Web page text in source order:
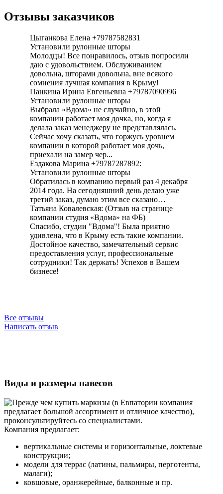
Отзывы заказчиков
Цыганкова Елена +79787582831
Установили рулонные шторы
Молодцы! Все понравилось, отзыв попросили
даю с удовольствием. Обслуживанием
довольна, шторами довольна, вне всякого
сомнения лучшая компания в Крыму!
Панкина Ирина Евгеньевна +79787090996
Установили рулонные шторы
Выбрала «Вдома» не случайно, в этой
компании работает моя дочка, но, когда я
делала заказ менеджеру не представлялась.
Сейчас хочу сказать, что горжусь уровнем
компании в которой работает моя дочь,
приехали на замер чер...
Ездакова Марина +79787287892:
Установили рулонные шторы
Обратилась в компанию первый раз 4 декабря
2014 года. На сегодняшний день делаю уже
третий заказ, думаю этим все сказано…
Татьяна Ковалевская: (Отзыв на странице
компании студия «Вдома» на ФБ)
Спасибо, студии "Вдома"! Была приятно
удивлена, что в Крыму есть такие компании.
Достойное качество, замечательный сервис
предоставления услуг, профессиональные
сотрудники! Так держать! Успехов в Вашем
бизнесе!
Все отзывы
Написать отзыв
Виды и размеры навесов
Компания предлагает:
вертикальные системы и горизонтальные, локтевые
конструкции;
модели для террас (латины, пальмиры, перготенты,
малаги);
ковшовые, оранжерейные, балконные и пр.